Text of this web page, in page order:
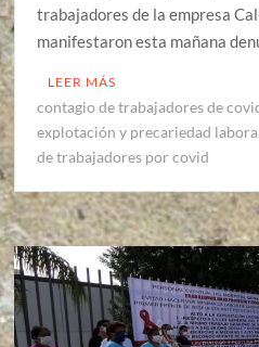
trabajadores de la empresa
manifestaron esta mañana
LEER MÁS
contagio de trabajadores de
explotación y precariedad
de trabajadores por covid